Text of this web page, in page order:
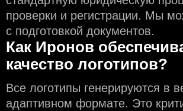
проверки и регистрации. Мы
с подготовкой документов.
Как Иронов
качество логотипов?
Все логотипы генерируются в
адаптивном формате. Это